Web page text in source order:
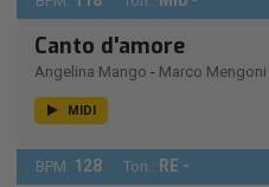
Canto d'amore
Angelina Mango - Marco Mengoni
MIDI
BPM: 128 Ton.: RE -